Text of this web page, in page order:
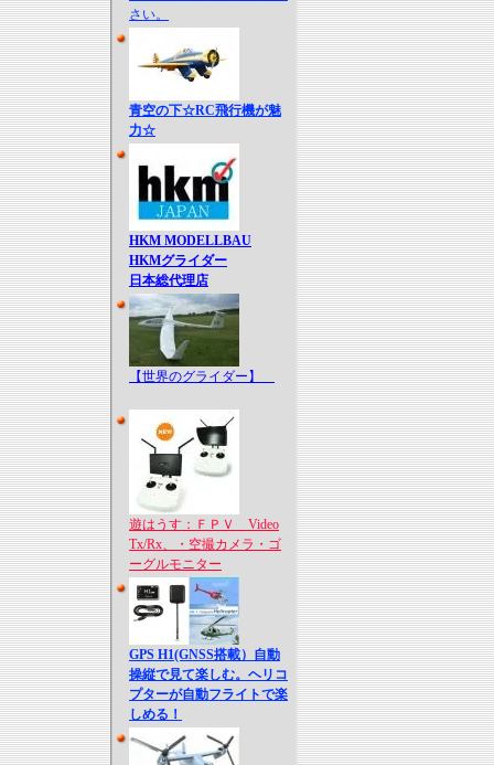
さい。
青空の下☆RC飛行機が魅
力☆
HKM MODELLBAU
HKMグライダー
日本総代理店
【世界のグライダー】
遊はうす：ＦＰＶ Video
Tx/Rx、・空撮カメラ・ゴ
ーグルモニター
GPS H1(GNSS搭載）自動
操縦で見て楽しむ。ヘリコ
プターが自動フライトで楽
しめる！